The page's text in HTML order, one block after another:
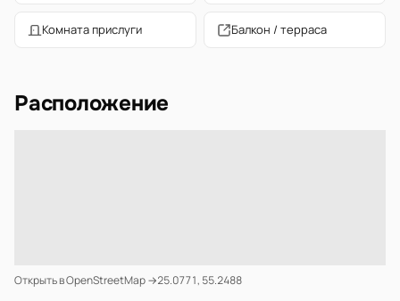
Комната прислуги Балкон / терраса
Расположение
Открыть в OpenStreetMap →25.0771, 55.2488